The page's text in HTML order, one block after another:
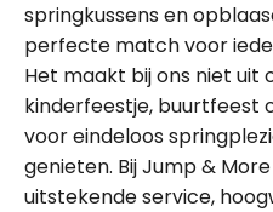
springkussens en
perfecte match voor
Het maakt bij ons niet uit
kinderfeestje, buurtfeest
voor eindeloos
genieten. Bij Jump &
uitstekende service,